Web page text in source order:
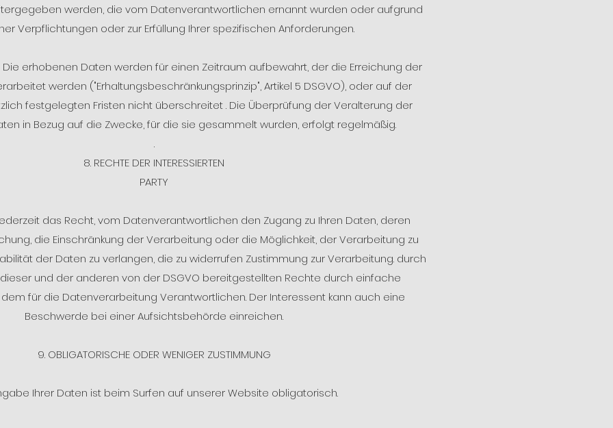
werden, die vom Datenverantwortlichen ernannt wurden oder aufgrund
Verpflichtungen oder zur Erfüllung Ihrer spezifischen Anforderungen.
Die erhobenen Daten werden für einen Zeitraum aufbewahrt, der die Erreichung der
werden ("Erhaltungsbeschränkungsprinzip", Artikel 5 DSGVO), oder auf der
festgelegten Fristen nicht überschreitet . Die Überprüfung der Veralterung der
in Bezug auf die Zwecke, für die sie gesammelt wurden, erfolgt regelmäßig.
.
8. RECHTE DER INTERESSIERTEN
PARTY
das Recht, vom Datenverantwortlichen den Zugang zu Ihren Daten, deren
die Einschränkung der Verarbeitung oder die Möglichkeit, der Verarbeitung zu
der Daten zu verlangen, die zu widerrufen Zustimmung zur Verarbeitung. durch
und der anderen von der DSGVO bereitgestellten Rechte durch einfache
für die Datenverarbeitung Verantwortlichen. Der Interessent kann auch eine
Beschwerde bei einer Aufsichtsbehörde einreichen.
9. OBLIGATORISCHE ODER WENIGER ZUSTIMMUNG
Ihrer Daten ist beim Surfen auf unserer Website obligatorisch.